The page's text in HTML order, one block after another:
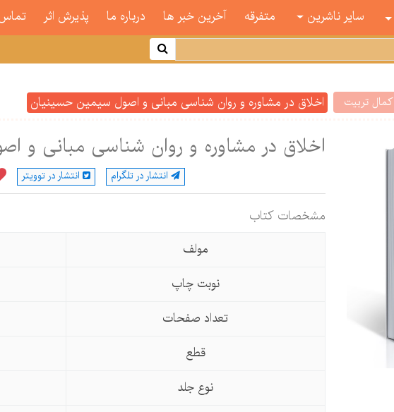
سایر ناشرین متفرقه آخرین خبر ها درباره ما پذیرش اثر
کمال تربیت اخلاق در مشاوره و روان شناسی مبانی و اصول سیمین حسینیان
اخلاق در مشاوره و روان شناسی مبانی و
انتشار در تلگرام انتشار در توویتر
مشخصات كتاب
مولف
نوبت چاپ
تعداد صفحات
قطع
نوع جلد